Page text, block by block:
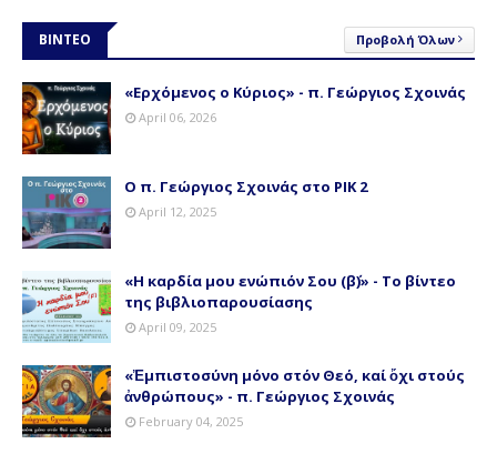
ΒΙΝΤΕΟ Προβολή Όλων
«Ερχόμενος ο Κύριος» - π. Γεώργιος Σχοινάς
April 06, 2026
Ο π. Γεώργιος Σχοινάς στο ΡΙΚ 2
April 12, 2025
«Η καρδία μου ενώπιόν Σου (β΄)» - Το βίντεο
της βιβλιοπαρουσίασης
April 09, 2025
«Ἐμπιστοσύνη μόνο στόν Θεό, καί ὄχι στούς
ἀνθρώπους» - π. Γεώργιος Σχοινάς
February 04, 2025